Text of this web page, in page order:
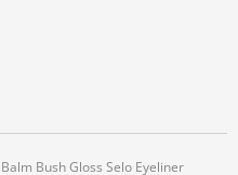
Bush Gloss Selo Eyeliner